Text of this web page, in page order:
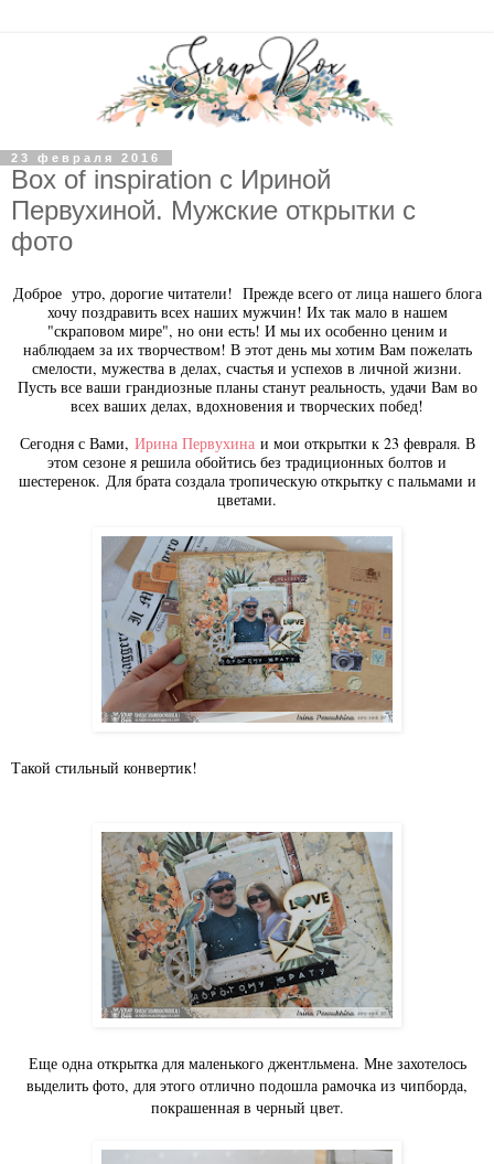
23 февраля 2016
Box of inspiration c Ириной
Первухиной. Мужские открытки с
фото
Доброе утро, дорогие читатели! Прежде всего от лица нашего блога
хочу поздравить всех наших мужчин! Их так мало в нашем
"скраповом мире", но они есть! И мы их особенно ценим и
наблюдаем за их творчеством! В этот день мы хотим Вам пожелать
смелости, мужества в делах, счастья и успехов в личной жизни.
Пусть все ваши грандиозные планы станут реальность, удачи Вам во
всех ваших делах, вдохновения и творческих побед!
Сегодня с Вами, Ирина Первухинаи мои открытки к 23 февраля. В
этом сезоне я решила обойтись без традиционных болтов и
шестеренок. Для брата создала тропическую открытку с пальмами и
цветами.
Такой стильный конвертик!
Еще одна открытка для маленького джентльмена. Мне захотелось
выделить фото, для этого отлично подошла рамочка из чипборда,
покрашенная в черный цвет.